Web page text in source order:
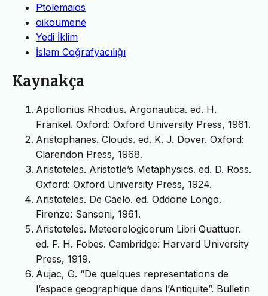
Ptolemaios
oikoumenē
Yedi İklim
İslam Coğrafyacılığı
Kaynakça
Apollonius Rhodius. Argonautica. ed. H.
Fränkel. Oxford: Oxford University Press, 1961.
Aristophanes. Clouds. ed. K. J. Dover. Oxford:
Clarendon Press, 1968.
Aristoteles. Aristotle’s Metaphysics. ed. D. Ross.
Oxford: Oxford University Press, 1924.
Aristoteles. De Caelo. ed. Oddone Longo.
Firenze: Sansoni, 1961.
Aristoteles. Meteorologicorum Libri Quattuor.
ed. F. H. Fobes. Cambridge: Harvard University
Press, 1919.
Aujac, G. “De quelques representations de
l’espace geographique dans l’Antiquite”. Bulletin